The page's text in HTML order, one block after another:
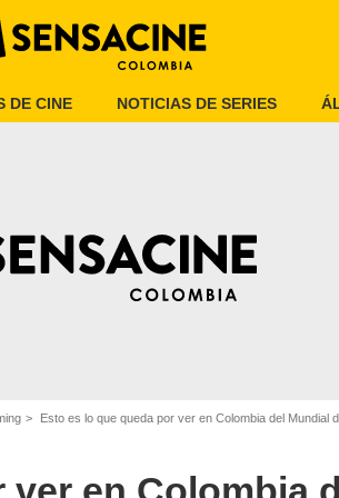
DE CINE NOTICIAS DE SERIES
Esto es lo que queda por ver en Colombia del Mundial de